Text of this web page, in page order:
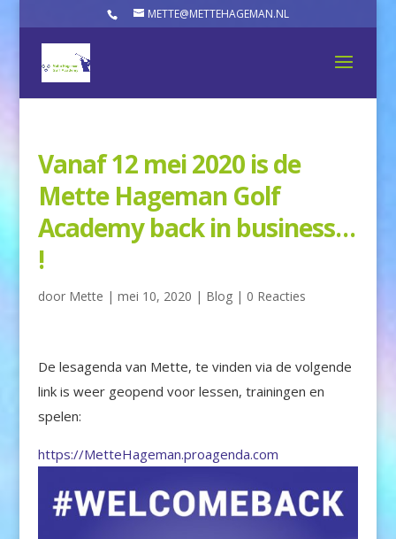
METTE@METTEHAGEMAN.NL
Vanaf 12 mei 2020 is de
Mette Hageman Golf
Academy back in business…
!
door Mette | mei 10, 2020 | Blog| 0 Reacties
De lesagenda van Mette, te vinden via de volgende
link is weer geopend voor lessen, trainingen en
spelen:
https://MetteHageman.proagenda.com